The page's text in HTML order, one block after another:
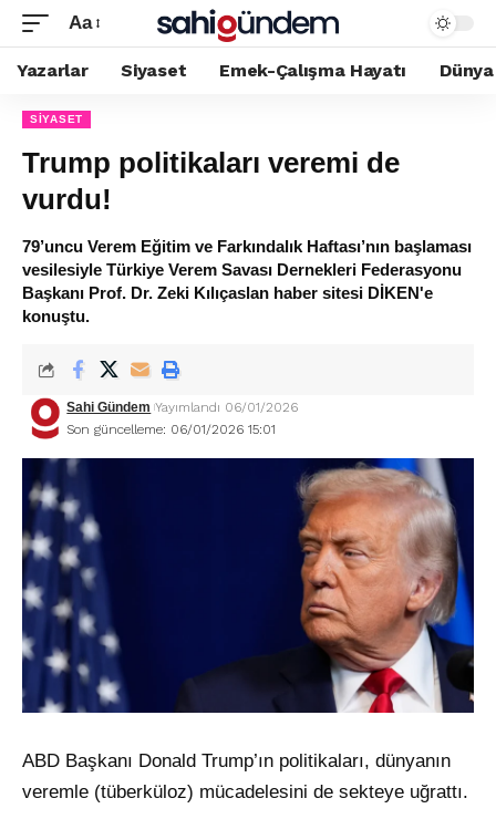
Aa
Yazarlar Siyaset Emek-Çalışma Hayatı Dünya
SIYASET
Trump politikaları veremi de
vurdu!
79’uncu Verem Eğitim ve Farkındalık Haftası’nın başlaması
vesilesiyle Türkiye Verem Savası Dernekleri Federasyonu
Başkanı Prof. Dr. Zeki Kılıçaslan haber sitesi DİKEN'e
konuştu.
Son güncelleme: 06/01/2026 15:01
Sahi Gündem Yayımlandı 06/01/2026
ABD Başkanı Donald Trump’ın politikaları, dünyanın
veremle (tüberküloz) mücadelesini de sekteye uğrattı.